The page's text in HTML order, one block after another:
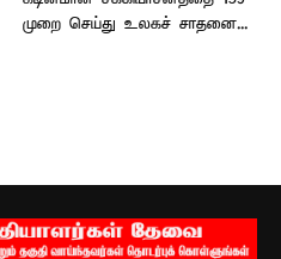
முறை செய்து உலகச் சாதனை...